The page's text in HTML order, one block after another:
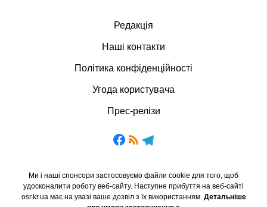
Редакція
Наші контакти
Політика конфіденційності
Угода користувача
Прес-релізи
Ми і наші спонсори застосовуємо файли cookie для того, щоб
удосконалити роботу веб-сайту. Наступне прибуття на веб-сайті
osr.kr.ua має на увазі ваше дозвіл з їх використанням. Детальніше